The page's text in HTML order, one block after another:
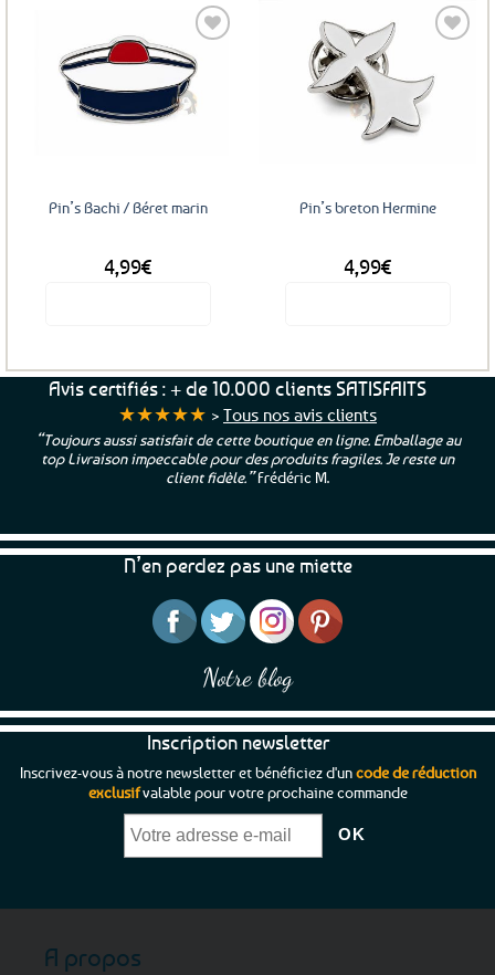
Ajouter
aux
Pin’s Bachi / Béret marin
4,99€
Ajouter
Pin’s breton Hermine
4,99€
Avis certifiés : + de 10.000 clients SATISFAITS
★★★★★ > Tous nos avis clients
“Toujours aussi satisfait de cette boutique en ligne. Emballage au
top Livraison impeccable pour des produits fragiles. Je reste un
client fidèle.”Frédéric M.
N’en perdez pas une miette
Notre blog
Inscription newsletter
Inscrivez-vous à notre newsletter et bénéficiez d'uncode de réduction
exclusifvalable pour votre prochaine commande
A propos